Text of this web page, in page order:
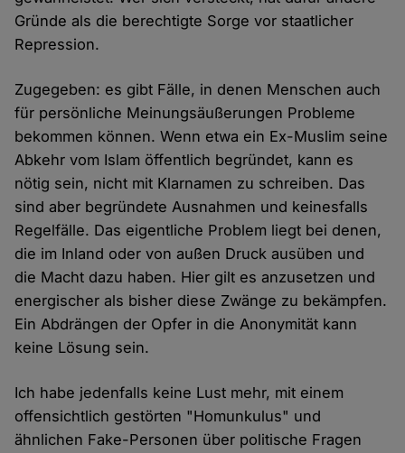
Gründe als die berechtigte Sorge vor staatlicher
Repression.
Zugegeben: es gibt Fälle, in denen Menschen auch
für persönliche Meinungsäußerungen Probleme
bekommen können. Wenn etwa ein Ex-Muslim seine
Abkehr vom Islam öffentlich begründet, kann es
nötig sein, nicht mit Klarnamen zu schreiben. Das
sind aber begründete Ausnahmen und keinesfalls
Regelfälle. Das eigentliche Problem liegt bei denen,
die im Inland oder von außen Druck ausüben und
die Macht dazu haben. Hier gilt es anzusetzen und
energischer als bisher diese Zwänge zu bekämpfen.
Ein Abdrängen der Opfer in die Anonymität kann
keine Lösung sein.
Ich habe jedenfalls keine Lust mehr, mit einem
offensichtlich gestörten "Homunkulus" und
ähnlichen Fake-Personen über politische Fragen